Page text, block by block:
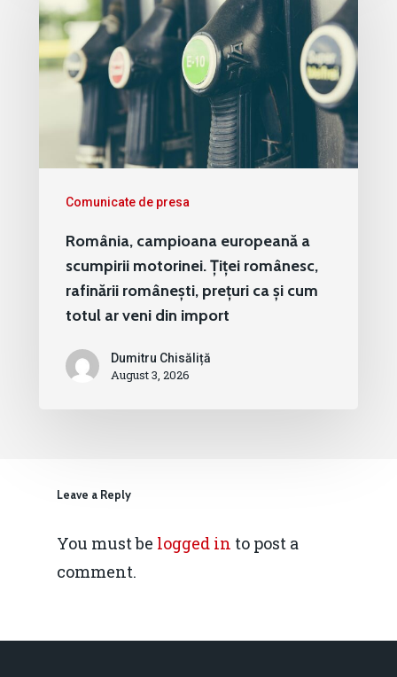
Comunicate de presa
România, campioana europeană a
scumpirii motorinei. Țiței românesc,
rafinării românești, prețuri ca și cum
totul ar veni din import
Dumitru Chisăliță
August 3, 2026
Leave a Reply
You must be logged in to post a
comment.